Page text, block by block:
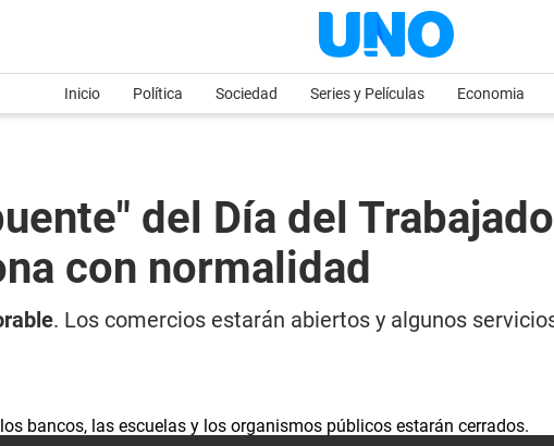
Inicio Política Sociedad Series y Películas Economia
del Día del
con normalidad
. Los comercios estarán abiertos y algunos